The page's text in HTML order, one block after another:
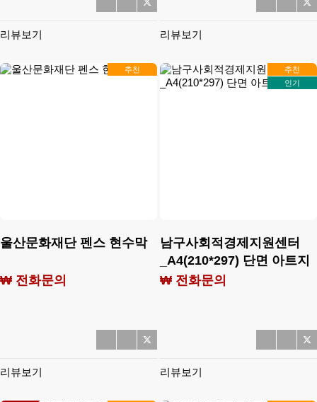
리뷰보기 리뷰보기
추천
울산문화재단 펜스 현수막
₩ 전화문의
리뷰보기
추천
인기
남구사회적경제지원센터
_A4(210*297) 단면 아트지
100g
₩ 전화문의
리뷰보기